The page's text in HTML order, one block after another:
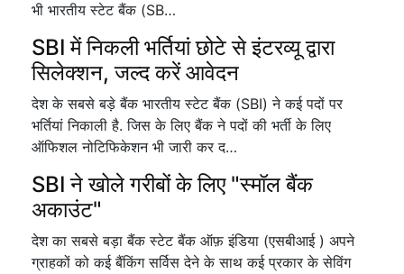
भी भारतीय स्टेट बैंक (SB…
SBI में निकली भर्तियां छोटे से इंटरव्यू द्वारा
सिलेक्शन, जल्द करें आवेदन
देश के सबसे बड़े बैंक भारतीय स्टेट बैंक (SBI) ने कई पदों पर
भर्तियां निकाली है. जिस के लिए बैंक ने पदों की भर्ती के लिए
ऑफिशल नोटिफिकेशन भी जारी कर द…
SBI ने खोले गरीबों के लिए "स्मॉल बैंक
अकाउंट"
देश का सबसे बड़ा बैंक स्टेट बैंक ऑफ़ इंडिया (एसबीआई ) अपने
ग्राहकों को कई बैंकिंग सर्विस देने के साथ कई प्रकार के सेविंग